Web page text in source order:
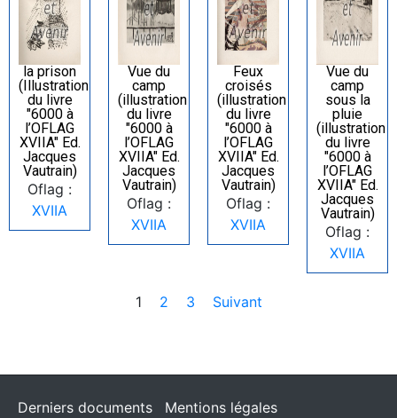
la prison
(Illustration
du livre
"6000 à
l’OFLAG
XVIIA" Ed.
Jacques
Vautrain)
Oflag :
XVIIA
Vue du
camp
(illustration
du livre
"6000 à
l’OFLAG
XVIIA" Ed.
Jacques
Vautrain)
Oflag :
XVIIA
Feux
croisés
(illustration
du livre
"6000 à
l’OFLAG
XVIIA" Ed.
Jacques
Vautrain)
Oflag :
XVIIA
Vue du
camp
sous la
pluie
(illustration
du livre
"6000 à
l’OFLAG
XVIIA" Ed.
Jacques
Vautrain)
Oflag :
XVIIA
1 2 3 Suivant
Derniers documents Mentions légales